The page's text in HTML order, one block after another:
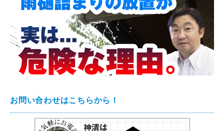
お問い合わせはこちらから！